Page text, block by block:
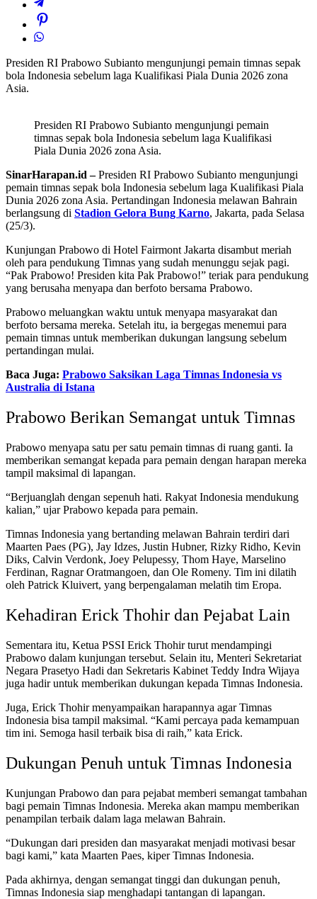
Presiden RI Prabowo Subianto mengunjungi pemain timnas sepak
bola Indonesia sebelum laga Kualifikasi Piala Dunia 2026 zona
Asia.
Presiden RI Prabowo Subianto mengunjungi pemain
timnas sepak bola Indonesia sebelum laga Kualifikasi
Piala Dunia 2026 zona Asia.
SinarHarapan.id –Presiden RI Prabowo Subianto mengunjungi
pemain timnas sepak bola Indonesia sebelum laga Kualifikasi Piala
Dunia 2026 zona Asia. Pertandingan Indonesia melawan Bahrain
berlangsung di Stadion Gelora Bung Karno, Jakarta, pada Selasa
(25/3).
Kunjungan Prabowo di Hotel Fairmont Jakarta disambut meriah
oleh para pendukung Timnas yang sudah menunggu sejak pagi.
“Pak Prabowo! Presiden kita Pak Prabowo!” teriak para pendukung
yang berusaha menyapa dan berfoto bersama Prabowo.
Prabowo meluangkan waktu untuk menyapa masyarakat dan
berfoto bersama mereka. Setelah itu, ia bergegas menemui para
pemain timnas untuk memberikan dukungan langsung sebelum
pertandingan mulai.
Baca Juga: Prabowo Saksikan Laga Timnas Indonesia vs
Australia di Istana
Prabowo Berikan Semangat untuk Timnas
Prabowo menyapa satu per satu pemain timnas di ruang ganti. Ia
memberikan semangat kepada para pemain dengan harapan mereka
tampil maksimal di lapangan.
“Berjuanglah dengan sepenuh hati. Rakyat Indonesia mendukung
kalian,” ujar Prabowo kepada para pemain.
Timnas Indonesia yang bertanding melawan Bahrain terdiri dari
Maarten Paes (PG), Jay Idzes, Justin Hubner, Rizky Ridho, Kevin
Diks, Calvin Verdonk, Joey Pelupessy, Thom Haye, Marselino
Ferdinan, Ragnar Oratmangoen, dan Ole Romeny. Tim ini dilatih
oleh Patrick Kluivert, yang berpengalaman melatih tim Eropa.
Kehadiran Erick Thohir dan Pejabat Lain
Sementara itu, Ketua PSSI Erick Thohir turut mendampingi
Prabowo dalam kunjungan tersebut. Selain itu, Menteri Sekretariat
Negara Prasetyo Hadi dan Sekretaris Kabinet Teddy Indra Wijaya
juga hadir untuk memberikan dukungan kepada Timnas Indonesia.
Juga, Erick Thohir menyampaikan harapannya agar Timnas
Indonesia bisa tampil maksimal. “Kami percaya pada kemampuan
tim ini. Semoga hasil terbaik bisa di raih,” kata Erick.
Dukungan Penuh untuk Timnas Indonesia
Kunjungan Prabowo dan para pejabat memberi semangat tambahan
bagi pemain Timnas Indonesia. Mereka akan mampu memberikan
penampilan terbaik dalam laga melawan Bahrain.
“Dukungan dari presiden dan masyarakat menjadi motivasi besar
bagi kami,” kata Maarten Paes, kiper Timnas Indonesia.
Pada akhirnya, dengan semangat tinggi dan dukungan penuh,
Timnas Indonesia siap menghadapi tantangan di lapangan.